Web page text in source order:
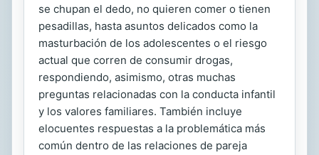
se chupan el dedo, no quieren comer o tienen
pesadillas, hasta asuntos delicados como la
masturbación de los adolescentes o el riesgo
actual que corren de consumir drogas,
respondiendo, asimismo, otras muchas
preguntas relacionadas con la conducta infantil
y los valores familiares. También incluye
elocuentes respuestas a la problemática más
común dentro de las relaciones de pareja